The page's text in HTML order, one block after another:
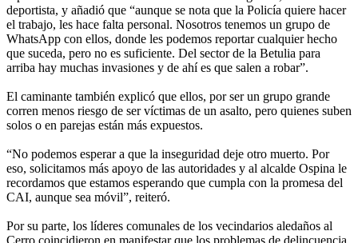
deportista, y añadió que “aunque se nota que la Policía quiere hacer
el trabajo, les hace falta personal. Nosotros tenemos un grupo de
WhatsApp con ellos, donde les podemos reportar cualquier hecho
que suceda, pero no es suficiente. Del sector de la Betulia para
arriba hay muchas invasiones y de ahí es que salen a robar”.
El caminante también explicó que ellos, por ser un grupo grande
corren menos riesgo de ser víctimas de un asalto, pero quienes suben
solos o en parejas están más expuestos.
“No podemos esperar a que la inseguridad deje otro muerto. Por
eso, solicitamos más apoyo de las autoridades y al alcalde Ospina le
recordamos que estamos esperando que cumpla con la promesa del
CAI, aunque sea móvil”, reiteró.
Por su parte, los líderes comunales de los vecindarios aledaños al
Cerro coincidieron en manifestar que los problemas de delincuencia